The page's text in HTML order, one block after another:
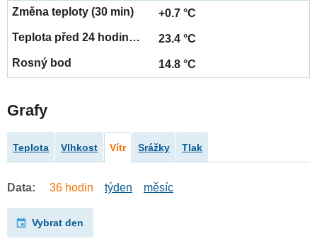
+0.7 °C
23.4 °C
14.8 °C
Grafy
Teplota Vlhkost Vítr Srážky Tlak
Data: 36 hodin týden měsíc
Vybrat den